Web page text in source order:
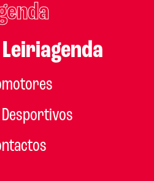
Desportivos